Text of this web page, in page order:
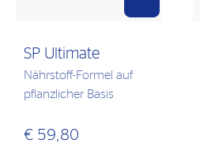
SP Ultimate
Nährstoff-Formel auf
pflanzlicher Basis
€ 59,80